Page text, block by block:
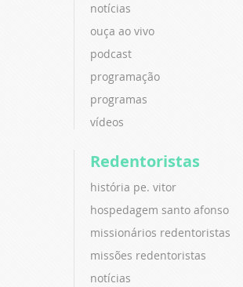
notícias
ouça ao vivo
podcast
programação
programas
vídeos
Redentoristas
história pe. vitor
hospedagem santo afonso
missionários redentoristas
missões redentoristas
notícias